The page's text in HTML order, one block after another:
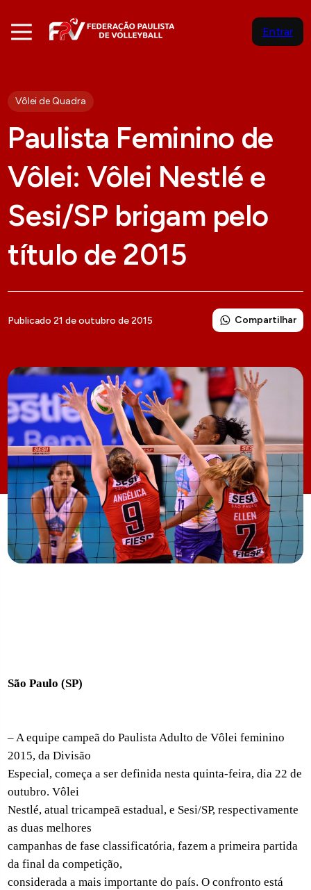
Entrar
Vôlei de Quadra
Paulista Feminino de
Vôlei: Vôlei Nestlé e
Sesi/SP brigam pelo
título de 2015
Publicado 21 de outubro de 2015 Compartilhar
São Paulo (SP)
– A equipe campeã do Paulista Adulto de Vôlei feminino
2015, da Divisão
Especial, começa a ser definida nesta quinta-feira, dia 22 de
outubro. Vôlei
Nestlé, atual tricampeã estadual, e Sesi/SP, respectivamente
as duas melhores
campanhas de fase classificatória, fazem a primeira partida
da final da competição,
considerada a mais importante do país. O confronto está